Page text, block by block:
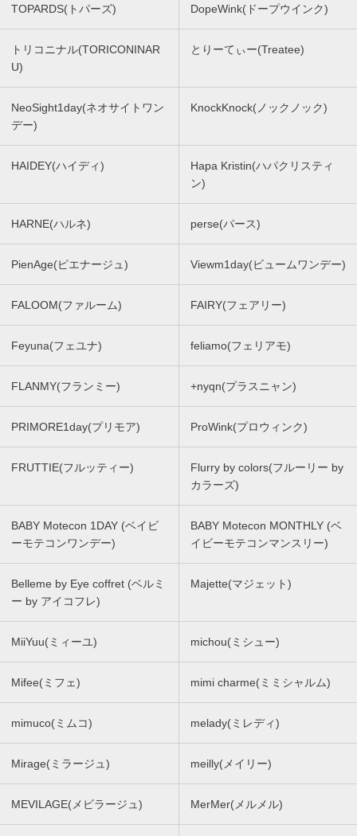
TOPARDS(トパーズ) DopeWink(ドープウインク)
トリコニナル(TORICONINAR
U)
とりーてぃー(Treatee)
NeoSight1day(ネオサイトワン
デー)
KnockKnock(ノックノック)
HAIDEY(ハイディ)
Hapa Kristin(ハパクリスティ
ン)
HARNE(ハルネ) perse(パース)
PienAge(ピエナージュ) Viewm1day(ビュームワンデー)
FALOOM(ファルーム) FAIRY(フェアリー)
Feyuna(フェユナ) feliamo(フェリアモ)
FLANMY(フランミー) +nyqn(プラスニャン)
PRIMORE1day(プリモア) ProWink(プロウィンク)
FRUTTIE(フルッティー)
Flurry by colors(フルーリー by
カラーズ)
BABY Motecon 1DAY (ベイビ
ーモテコンワンデー)
BABY Motecon MONTHLY (ベ
イビーモテコンマンスリー)
Belleme by Eye coffret (ベルミ
ー by アイコフレ)
Majette(マジェット)
MiiYuu(ミィーユ) michou(ミシュー)
Mifee(ミフェ) mimi charme(ミミシャルム)
mimuco(ミムコ) melady(ミレディ)
Mirage(ミラージュ) meilly(メイリー)
MEVILAGE(メビラージュ) MerMer(メルメル)